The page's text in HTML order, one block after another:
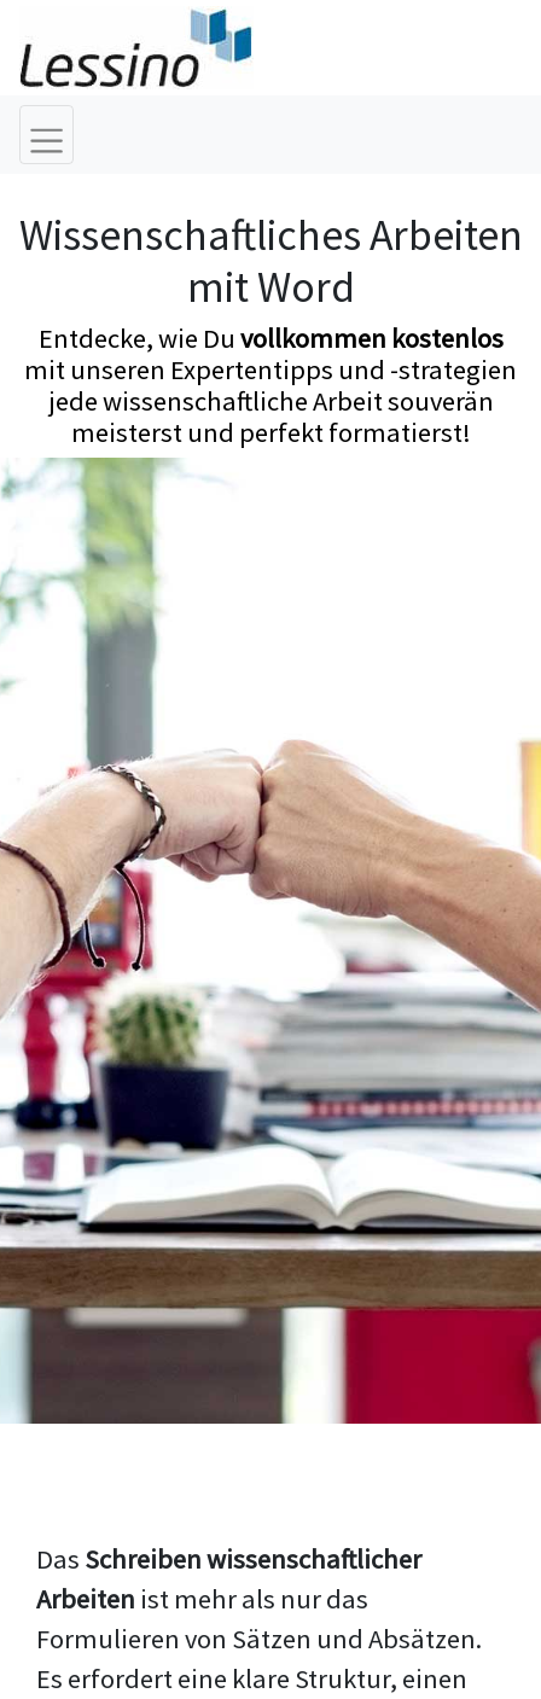
Wissenschaftliches Arbeiten
mit Word
Entdecke, wie Du vollkommen kostenlos
mit unseren Expertentipps und -strategien
jede wissenschaftliche Arbeit souverän
meisterst und perfekt formatierst!
Das Schreiben wissenschaftlicher
Arbeiten ist mehr als nur das
Formulieren von Sätzen und Absätzen.
Es erfordert eine klare Struktur, einen